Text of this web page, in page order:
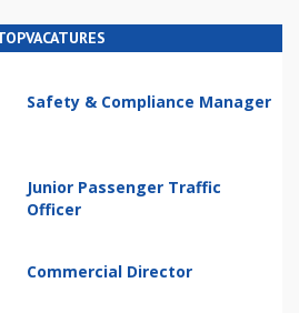
Safety & Compliance Manager
Junior Passenger Traffic
Officer
Commercial Director